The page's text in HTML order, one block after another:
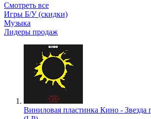
Смотреть все
Игры Б/У (скидки)
Музыка
Лидеры продаж
Виниловая пластинка Кино -